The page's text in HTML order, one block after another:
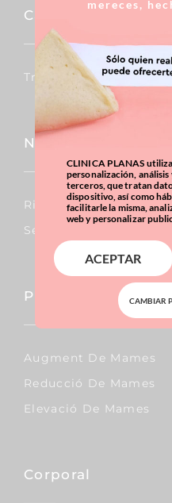
Capil·lar
Trasplantaments De
Nas
Rinoplàstia
Septoplàstia
Pit
Augment De Mames
Reducció De Mames
Elevació De Mames
Corporal
mereces,
CLINICA PLANAS
personalización,
terceros, que tratan
dispositivo, así como
facilitarle la misma,
web y personalizar
ACEPTAR
CAMBIAR